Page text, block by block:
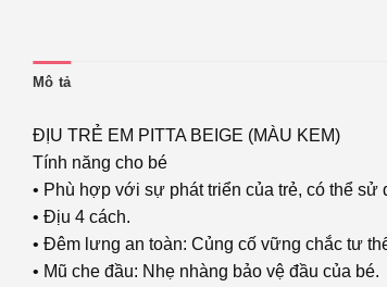
Mô tả
ĐỊU TRẺ EM PITTA BEIGE (MÀU KEM)
Tính năng cho bé
• Phù hợp với sự phát triển của trẻ, có thể
• Địu 4 cách.
• Đêm lưng an toàn: Củng cố vững chắc tư
• Mũ che đầu: Nhẹ nhàng bảo vệ đầu của bé.